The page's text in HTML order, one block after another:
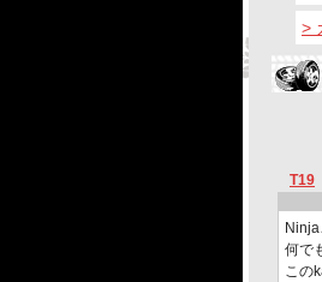
>
T19
Ninja
何で
この